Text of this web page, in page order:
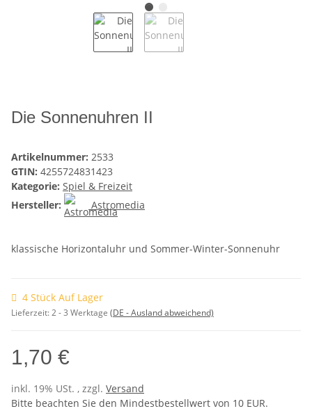
Die Sonnenuhren II
Artikelnummer: 2533
GTIN: 4255724831423
Kategorie: Spiel & Freizeit
Hersteller:
Astromedia
klassische Horizontaluhr und Sommer-Winter-Sonnenuhr
4 Stück Auf Lager
Lieferzeit:2 - 3 Werktage (DE - Ausland abweichend)
1,70 €
inkl. 19% USt. , zzgl. Versand
Bitte beachten Sie den Mindestbestellwert von 10 EUR.